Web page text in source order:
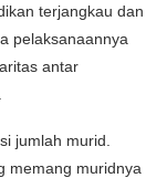
terjangkau dan
pelaksanaannya
antar
jumlah murid.
memang muridnya